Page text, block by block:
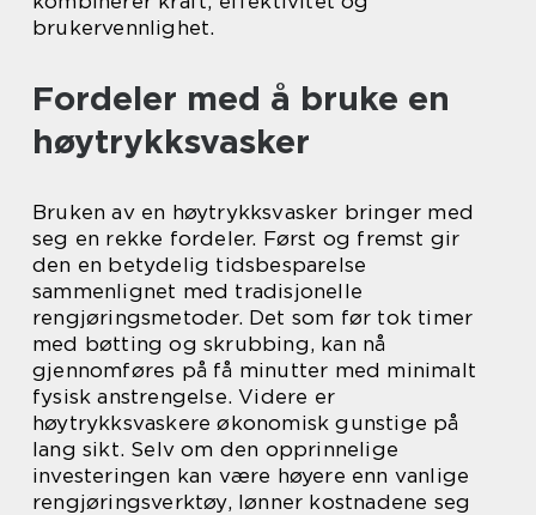
brukervennlighet.
Fordeler med å bruke en
høytrykksvasker
Bruken av en høytrykksvasker bringer med
seg en rekke fordeler. Først og fremst gir
den en betydelig tidsbesparelse
sammenlignet med tradisjonelle
rengjøringsmetoder. Det som før tok timer
med bøtting og skrubbing, kan nå
gjennomføres på få minutter med minimalt
fysisk anstrengelse. Videre er
høytrykksvaskere økonomisk gunstige på
lang sikt. Selv om den opprinnelige
investeringen kan være høyere enn vanlige
rengjøringsverktøy, lønner kostnadene seg